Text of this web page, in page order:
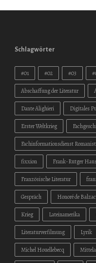
Schlagwörter
#01 #02 #03
Abschaffung der Literatur
Dante Alighieri Digitales
Erster Weltkrieg
Fachinformationsdienst
fixxion Frank-Rutger
Französische Literatur
Gespräch Honoré de Balzac
Krieg Lateinamerika
Literaturverfilmung Lyrik
Michel Houellebecq